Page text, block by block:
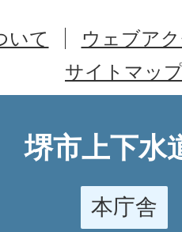
いて
ウェブア
サイトマッ
堺市上下水
本庁舎